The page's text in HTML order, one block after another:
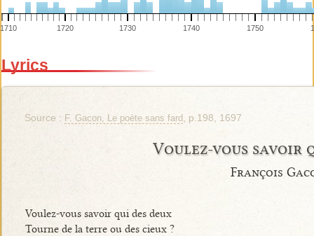
1710 1720 1730 1740 1750
Lyrics
Source : F. Gacon, Le poète sans fard , p.198, 1697
Voulez-vous savoir
François
Voulez-vous savoir qui des deux
Tourne de la terre ou des cieux ?